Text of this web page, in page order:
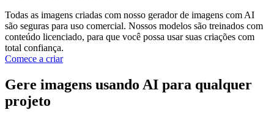
Todas as imagens criadas com nosso gerador de imagens com AI
são seguras para uso comercial. Nossos modelos são treinados com
conteúdo licenciado, para que você possa usar suas criações com
total confiança.
Comece a criar
Gere imagens usando AI para qualquer
projeto